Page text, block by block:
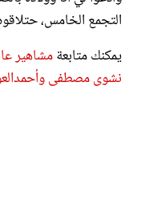
التجمع الخامس،
يمكنك متابعة
نشوى مصطفى